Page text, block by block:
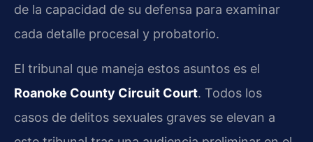
de la capacidad de su defensa para examinar
cada detalle procesal y probatorio.
El tribunal que maneja estos asuntos es el
Roanoke County Circuit Court. Todos los
casos de delitos sexuales graves se elevan a